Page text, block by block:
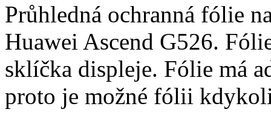
Průhledná ochranná fólie
Huawei Ascend G526.
sklíčka displeje. Fólie má
proto je možné fólii